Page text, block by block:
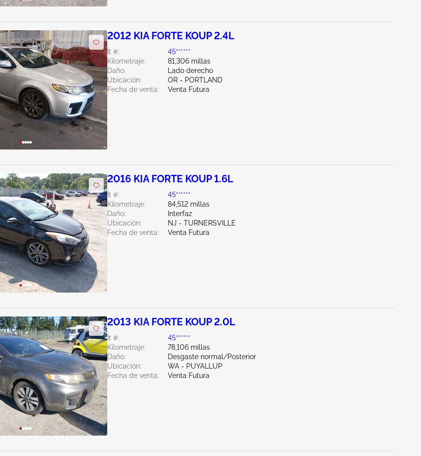
2012 KIA FORTE KOUP 2.4L
Ít #:
45******
Kilometraje:
81,306 millas
Daño:
Lado derecho
Ubicación:
OR - PORTLAND
Fecha de venta:
Venta Futura
2016 KIA FORTE KOUP 1.6L
Ít #:
45******
Kilometraje:
84,512 millas
Daño:
Interfaz
Ubicación:
NJ - TURNERSVILLE
Fecha de venta:
Venta Futura
2013 KIA FORTE KOUP 2.0L
Ít #:
45******
Kilometraje:
78,106 millas
Daño:
Desgaste normal/Posterior
Ubicación:
WA - PUYALLUP
Fecha de venta:
Venta Futura